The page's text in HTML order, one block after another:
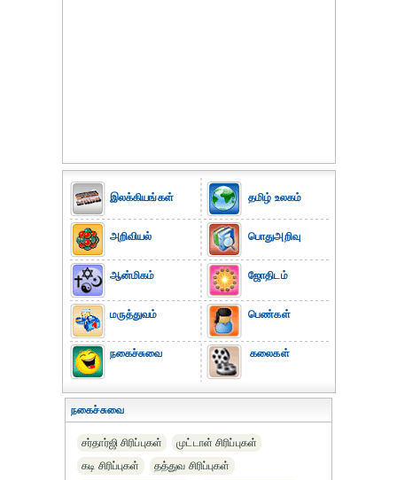
இலக்கியங்கள்
அறிவியல்
ஆன்மிகம்
மருத்துவம்
நகைச்சுவை
தமிழ் உலகம்
பொதுஅறிவு
ஜோதிடம்
பெண்கள்
கலைகள்
நகைச்சுவை
சர்தார்ஜி சிரிப்புகள்
முட்டாள் சிரிப்புகள்
கடி சிரிப்புகள்
தத்துவ சிரிப்புகள்